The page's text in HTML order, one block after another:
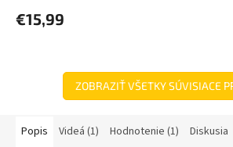
produktu
je
€15,99
ZOBRAZIŤ VŠETKY SÚVISIACE
Popis Videá (1) Hodnotenie (1) Diskusia